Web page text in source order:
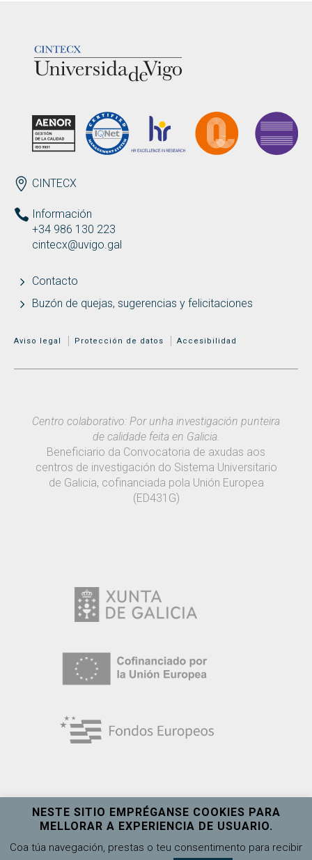
ENDEREZO ES
CINTECX
Información
+34 986 130 223
cintecx@uvigo.gal
Contacto
Buzón de quejas, sugerencias y felicitaciones
MENÚ ADICIONAL
Aviso legal Protección de datos Accesibilidad
Centro colaborativo: Por unha investigación punteira
de calidade feita en Galicia.
Beneficiario da Convocatoria de axudas aos
centros de investigación do Sistema Universitario
de Galicia, cofinanciada pola Unión Europea
(ED431G)
NESTE SITIO EMPRÉGANSE COOKIES PARA
MELLORAR A EXPERIENCIA DE USUARIO.
Coa túa navegación, prestas o teu consentimento para recibir